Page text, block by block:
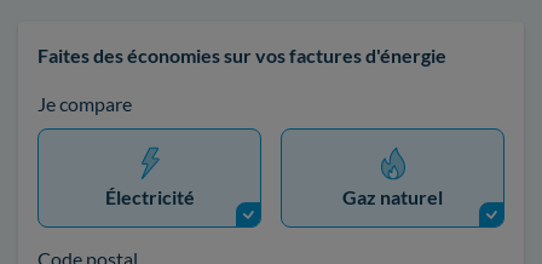
Faites des économies sur vos factures d'énergie
Je compare
Électricité Gaz naturel
Code postal